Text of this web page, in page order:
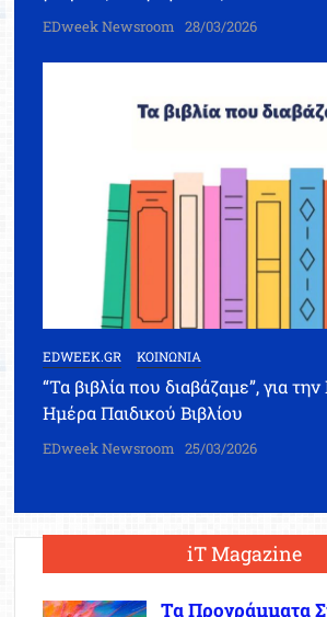
EDweek Newsroom 28/03/2026
EDWEEK.GR ΚΟΙΝΩΝΙΑ
“Τα βιβλία που διαβάζαμε”, για
Ημέρα Παιδικού Βιβλίου
EDweek Newsroom 25/03/2026
iT Magazine
Τα Προγράμματα